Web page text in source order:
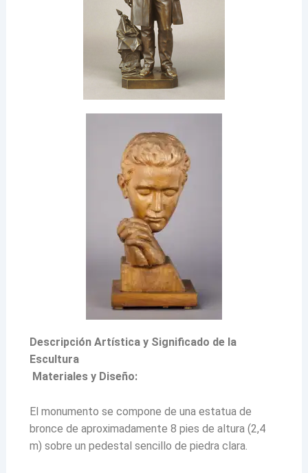
Descripción Artística y Significado de la
Escultura
Materiales y Diseño:
El monumento se compone de una estatua de
bronce de aproximadamente 8 pies de altura (2,4
m) sobre un pedestal sencillo de piedra clara.